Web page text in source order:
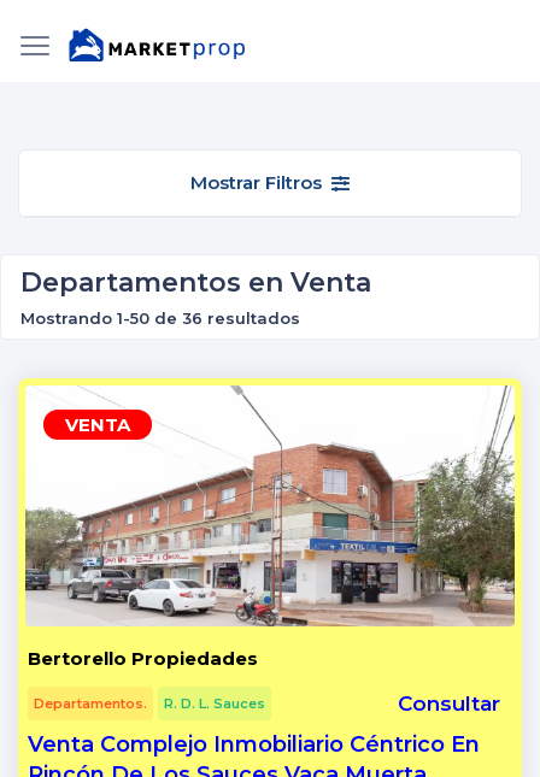
Mostrar Filtros
Departamentos en Venta
Mostrando 1-50 de 36 resultados
VENTA
Bertorello Propiedades
Departamentos. R. D. L. Sauces Consultar
Venta Complejo Inmobiliario Céntrico En